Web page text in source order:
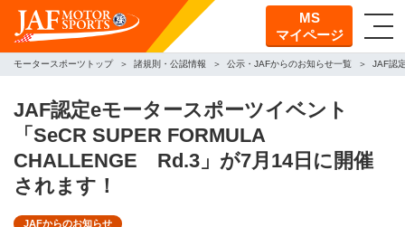
MS
マイページ
モータースポーツトップ 諸規則・公認情報 公示・JAFからのお知らせ一覧 JAF認
JAF認定eモータースポーツイベント
「SeCR SUPER FORMULA
CHALLENGE Rd.3」が7月14日に開催
されます！
JAFからのお知らせ